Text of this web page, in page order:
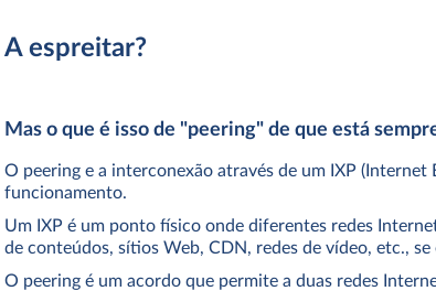
A espreitar?
Mas o que é isso de "peering" de que está
O peering e a interconexão através de um IXP
funcionamento.
Um IXP é um ponto físico onde diferentes redes
de conteúdos, sítios Web, CDN, redes de vídeo, etc.,
O peering é um acordo que permite a duas redes